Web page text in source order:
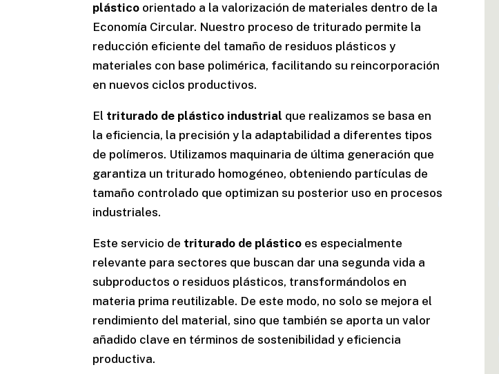
plástico orientado a la valorización de materiales dentro de la
Economía Circular. Nuestro proceso de triturado permite la
reducción eficiente del tamaño de residuos plásticos y
materiales con base polimérica, facilitando su reincorporación
en nuevos ciclos productivos.
El triturado de plástico industrial que realizamos se basa en
la eficiencia, la precisión y la adaptabilidad a diferentes tipos
de polímeros. Utilizamos maquinaria de última generación que
garantiza un triturado homogéneo, obteniendo partículas de
tamaño controlado que optimizan su posterior uso en procesos
industriales.
Este servicio de triturado de plástico es especialmente
relevante para sectores que buscan dar una segunda vida a
subproductos o residuos plásticos, transformándolos en
materia prima reutilizable. De este modo, no solo se mejora el
rendimiento del material, sino que también se aporta un valor
añadido clave en términos de sostenibilidad y eficiencia
productiva.